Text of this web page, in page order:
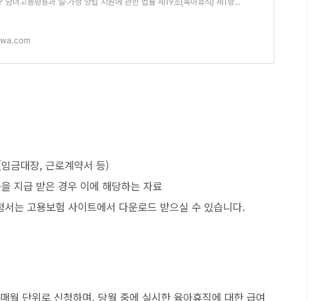
금대장, 근로계약서 등)
지급 받은 경우 이에 해당하는 자료
는 고용보험 사이트에서 다운로드 받으실 수 있습니다.
월 단위로 신청하며, 당월 중에 실시한 육아휴직에 대한 급여